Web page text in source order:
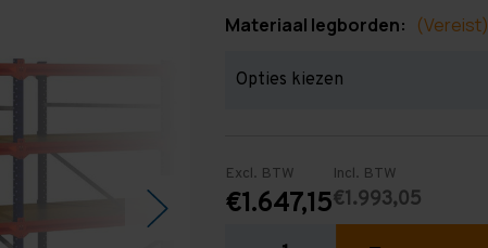
Materiaal legborden: (Vereist)
Excl. BTW
€1.647,15
Incl. BTW
€1.993,05